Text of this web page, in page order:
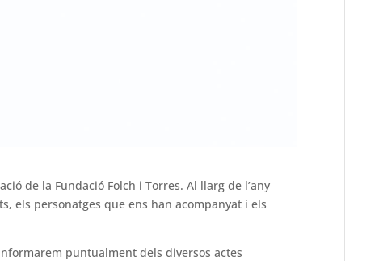
de la Fundació Folch i Torres. Al llarg de l’any
els personatges que ens han acompanyat i els
puntualment dels diversos actes